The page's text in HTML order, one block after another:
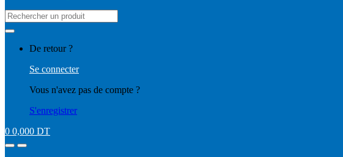
Search
for:
De retour ?
Se connecter
Vous n'avez pas de compte ?
S'enregistrer
0 0,000 DT